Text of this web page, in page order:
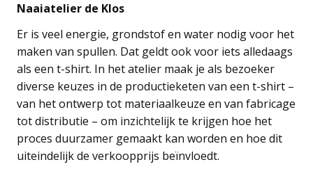
Naaiatelier de Klos
Er is veel energie, grondstof en water nodig voor het
maken van spullen. Dat geldt ook voor iets alledaags
als een t-shirt. In het atelier maak je als bezoeker
diverse keuzes in de productieketen van een t-shirt –
van het ontwerp tot materiaalkeuze en van fabricage
tot distributie – om inzichtelijk te krijgen hoe het
proces duurzamer gemaakt kan worden en hoe dit
uiteindelijk de verkoopprijs beïnvloedt.